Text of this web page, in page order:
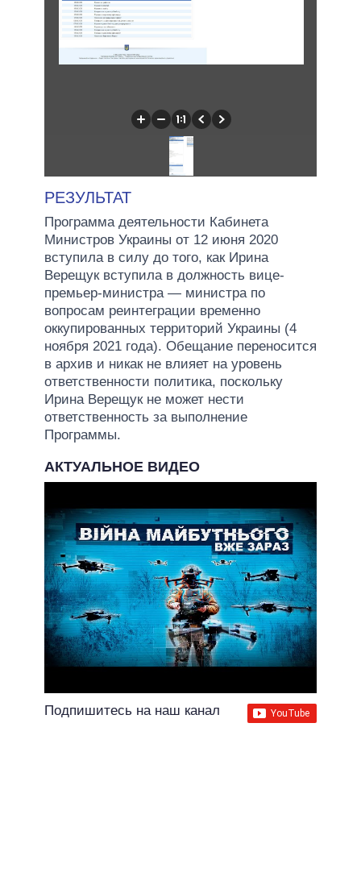
РЕЗУЛЬТАТ
Программа деятельности Кабинета
Министров Украины от 12 июня 2020
вступила в силу до того, как Ирина
Верещук вступила в должность вице-
премьер-министра — министра по
вопросам реинтеграции временно
оккупированных территорий Украины (4
ноября 2021 года). Обещание переносится
в архив и никак не влияет на уровень
ответственности политика, поскольку
Ирина Верещук не может нести
ответственность за выполнение
Программы.
АКТУАЛЬНОЕ ВИДЕО
Подпишитесь на наш канал